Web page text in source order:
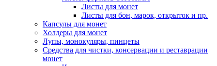
Листы для монет
Листы для бон, марок, открыток и пр.
Капсулы для монет
Холдеры для монет
Лупы, монокуляры, пинцеты
Средства для чистки, консервации и реставрации
монет